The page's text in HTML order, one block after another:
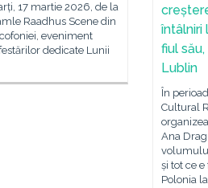
17 martie 2026, de la
Raadhus Scene din
eveniment
dedicate Lunii
întâlniri
fiul
Lublin
În
Cultural
Ana
și tot ce
Polonia